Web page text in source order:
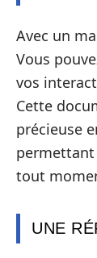
Avec un
Vous
vos
Cette
précieuse
permettant
tout
UNE